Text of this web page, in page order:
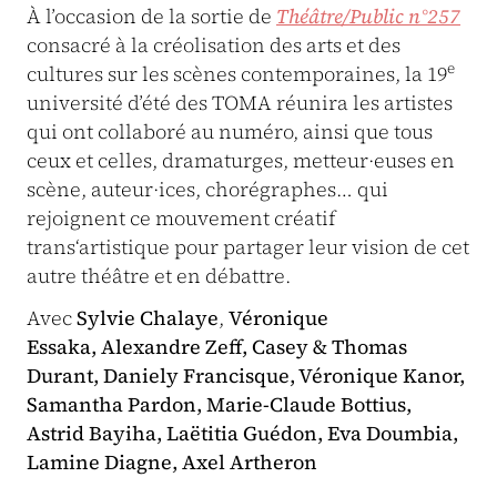
À l’occasion de la sortie de Théâtre/Public n°257
consacré à la créolisation des arts et des
cultures sur les scènes contemporaines, la 19e
université d’été des TOMA réunira les artistes
qui ont collaboré au numéro, ainsi que tous
ceux et celles, dramaturges, metteur·euses en
scène, auteur·ices, chorégraphes… qui
rejoignent ce mouvement créatif
trans‘artistique pour partager leur vision de cet
autre théâtre et en débattre.
AvecSylvie Chalaye, Véronique
Essaka, Alexandre Zeff, Casey & Thomas
Durant, Daniely Francisque, Véronique Kanor,
Samantha Pardon, Marie-Claude Bottius,
Astrid Bayiha, Laëtitia Guédon, Eva Doumbia,
Lamine Diagne, Axel Artheron